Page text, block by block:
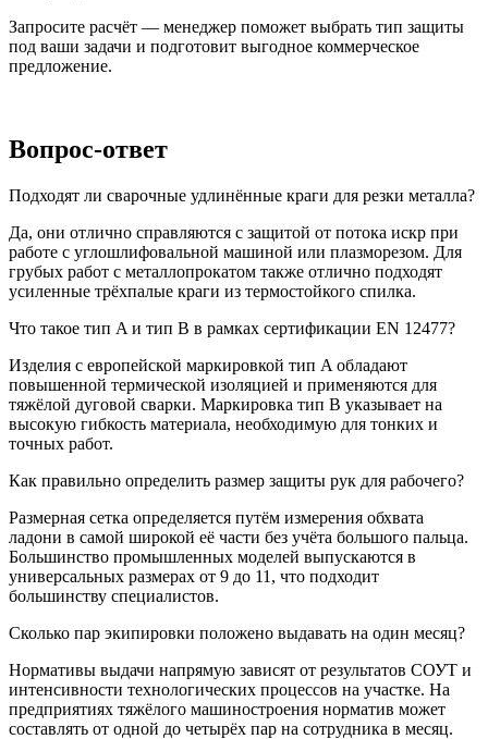
Запросите расчёт — менеджер поможет выбрать тип защиты
под ваши задачи и подготовит выгодное коммерческое
предложение.
Вопрос-ответ
Подходят ли сварочные удлинённые краги для резки металла?
Да, они отлично справляются с защитой от потока искр при
работе с углошлифовальной машиной или плазморезом. Для
грубых работ с металлопрокатом также отлично подходят
усиленные трёхпалые краги из термостойкого спилка.
Что такое тип A и тип B в рамках сертификации EN 12477?
Изделия с европейской маркировкой тип A обладают
повышенной термической изоляцией и применяются для
тяжёлой дуговой сварки. Маркировка тип B указывает на
высокую гибкость материала, необходимую для тонких и
точных работ.
Как правильно определить размер защиты рук для рабочего?
Размерная сетка определяется путём измерения обхвата
ладони в самой широкой её части без учёта большого пальца.
Большинство промышленных моделей выпускаются в
универсальных размерах от 9 до 11, что подходит
большинству специалистов.
Сколько пар экипировки положено выдавать на один месяц?
Нормативы выдачи напрямую зависят от результатов СОУТ и
интенсивности технологических процессов на участке. На
предприятиях тяжёлого машиностроения норматив может
составлять от одной до четырёх пар на сотрудника в месяц.